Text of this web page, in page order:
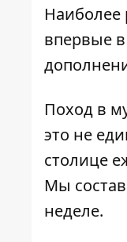
Наиболее
впервые
Поход в
это не
столице
Мы
неделе.